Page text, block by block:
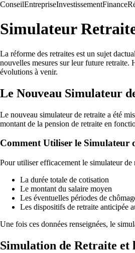
ConseilEntrepriseInvestissementFinance
Simulateur
La réforme des retraites est un sujet
nouvelles mesures sur leur future retraite.
évolutions à venir.
Le Nouveau Simulateur
Le nouveau simulateur de retraite a été
montant de la pension de retraite en
Comment Utiliser le Simulateur
Pour utiliser efficacement le simulateur
La durée totale de cotisation
Le montant du salaire moyen
Les éventuelles périodes de
Les dispositifs de retraite anticipée
Une fois ces données renseignées, le
Simulation de Retraite et